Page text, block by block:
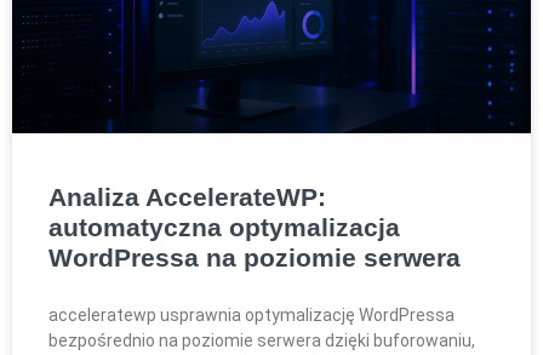
Analiza AccelerateWP:
automatyczna optymalizacja
WordPressa na poziomie serwera
acceleratewp usprawnia optymalizację WordPressa
bezpośrednio na poziomie serwera dzięki buforowaniu,